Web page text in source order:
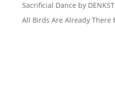
Sacrificial Dance by
All Birds Are Already There